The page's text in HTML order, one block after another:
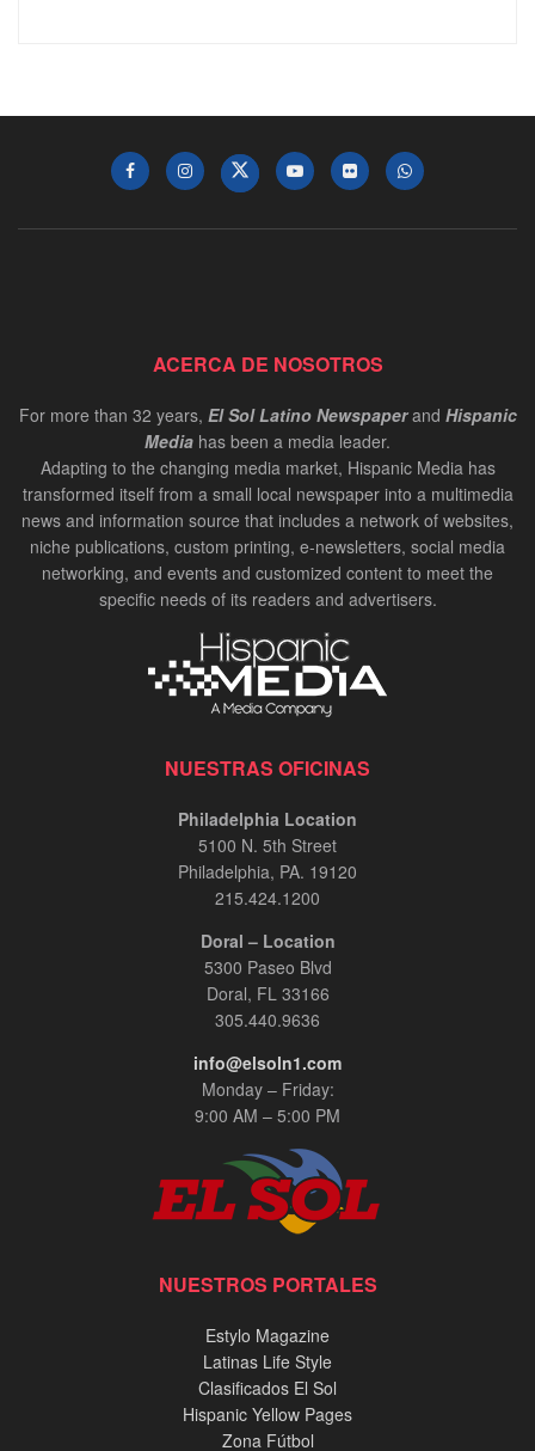
ACERCA DE NOSOTROS
For more than 32 years, El Sol Latino Newspaperand Hispanic
Media has been a media leader.
Adapting to the changing media market, Hispanic Media has
transformed itself from a small local newspaper into a multimedia
news and information source that includes a network of websites,
niche publications, custom printing, e-newsletters, social media
networking, and events and customized content to meet the
specific needs of its readers and advertisers.
NUESTRAS OFICINAS
Philadelphia Location
5100 N. 5th Street
Philadelphia, PA. 19120
215.424.1200
Doral – Location
5300 Paseo Blvd
Doral, FL 33166
305.440.9636
info@elsoln1.com
Monday – Friday:
9:00 AM – 5:00 PM
NUESTROS PORTALES
Estylo Magazine
Latinas Life Style
Clasificados El Sol
Hispanic Yellow Pages
Zona Fútbol